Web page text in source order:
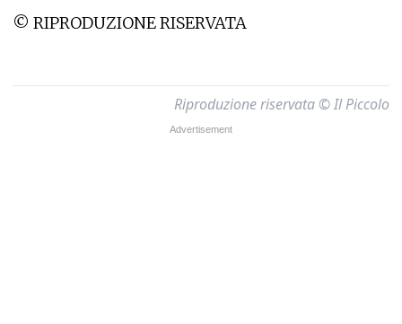
© RIPRODUZIONE RISERVATA
Riproduzione riservata © Il Piccolo